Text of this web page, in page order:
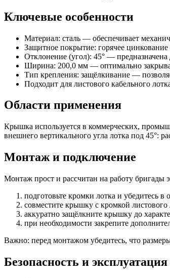
Ключевые особенности
Материал: сталь — обеспечивает
Защитное покрытие: горячее
Отклонение (угол): 45° —
Ширина: 200,0 мм — оптимально
Тип крепления: защёлкивание —
Подходит для листового кабельного
Области применения
Крышка используется в коммерческих,
внешнего вертикального угла лотка под 45°:
Монтаж и подключение
Монтаж прост и рассчитан на работу бригады
подготовьте кромки лотка и убедитесь в
совместите крышку с кромкой
аккуратно защёлкните крышку до
при необходимости закрепите
Важно: перед монтажом убедитесь, что
Безопасность и эксплуатация